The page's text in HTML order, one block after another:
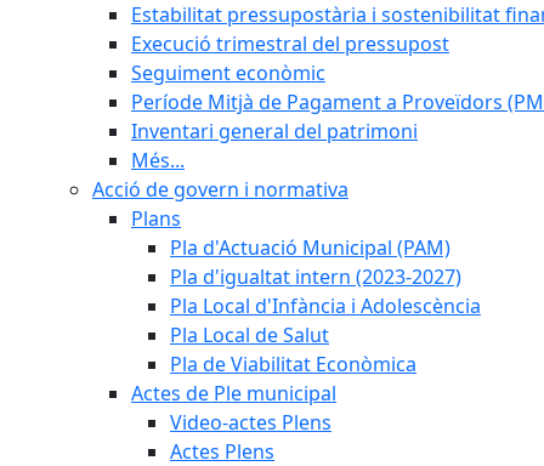
Estabilitat pressupostària i sostenibilitat
Execució trimestral del pressupost
Seguiment econòmic
Període Mitjà de Pagament a Proveïdors
Inventari general del patrimoni
Més...
Acció de govern i normativa
Plans
Pla d'Actuació Municipal (PAM)
Pla d'igualtat intern (2023-2027)
Pla Local d'Infància i Adolescència
Pla Local de Salut
Pla de Viabilitat Econòmica
Actes de Ple municipal
Video-actes Plens
Actes Plens